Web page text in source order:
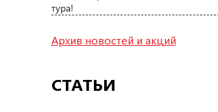
тура!
Архив новостей и акций
СТАТЬИ